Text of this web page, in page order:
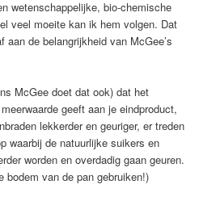
wetenschappelijke, bio-chemische
veel moeite kan ik hem volgen. Dat
de belangrijkheid van McGee’s
McGee doet dat ook) dat het
geeft aan je eindproduct,
lekkerder en geuriger, er treden
waarbij de natuurlijke suikers en
worden en overdadig gaan geuren.
bodem van de pan gebruiken!)